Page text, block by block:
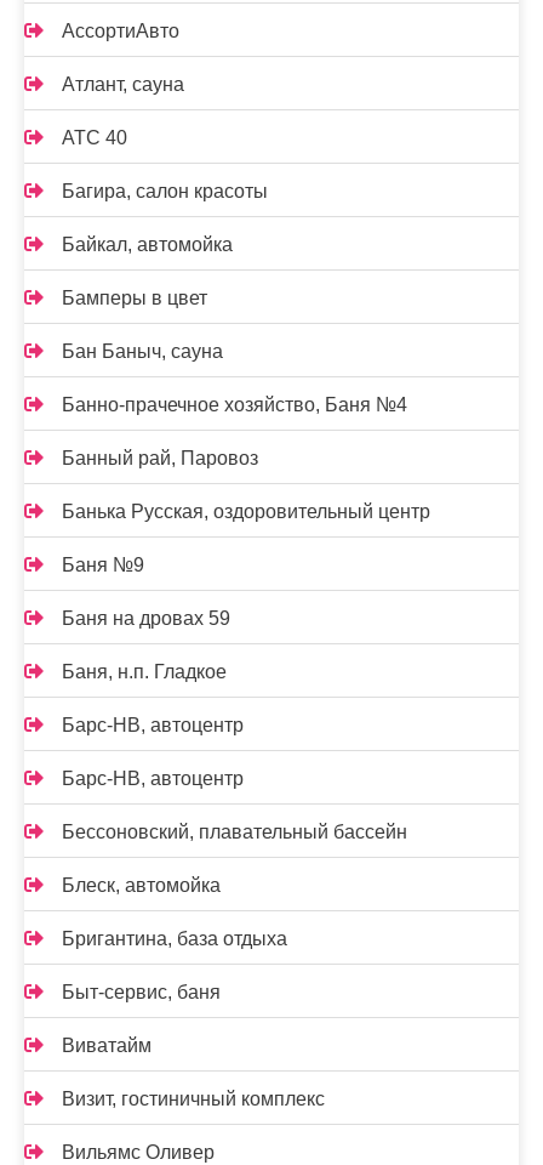
АссортиАвто
Атлант, сауна
АТС 40
Багира, салон красоты
Байкал, автомойка
Бамперы в цвет
Бан Баныч, сауна
Банно-прачечное хозяйство, Баня №4
Банный рай, Паровоз
Банька Русская, оздоровительный центр
Баня №9
Баня на дровах 59
Баня, н.п. Гладкое
Барс-НВ, автоцентр
Барс-НВ, автоцентр
Бессоновский, плавательный бассейн
Блеск, автомойка
Бригантина, база отдыха
Быт-сервис, баня
Виватайм
Визит, гостиничный комплекс
Вильямс Оливер